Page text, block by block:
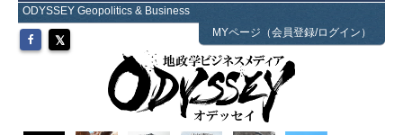
ODYSSEY Geopolitics & Business
MYページ（会員登録/ログイン）